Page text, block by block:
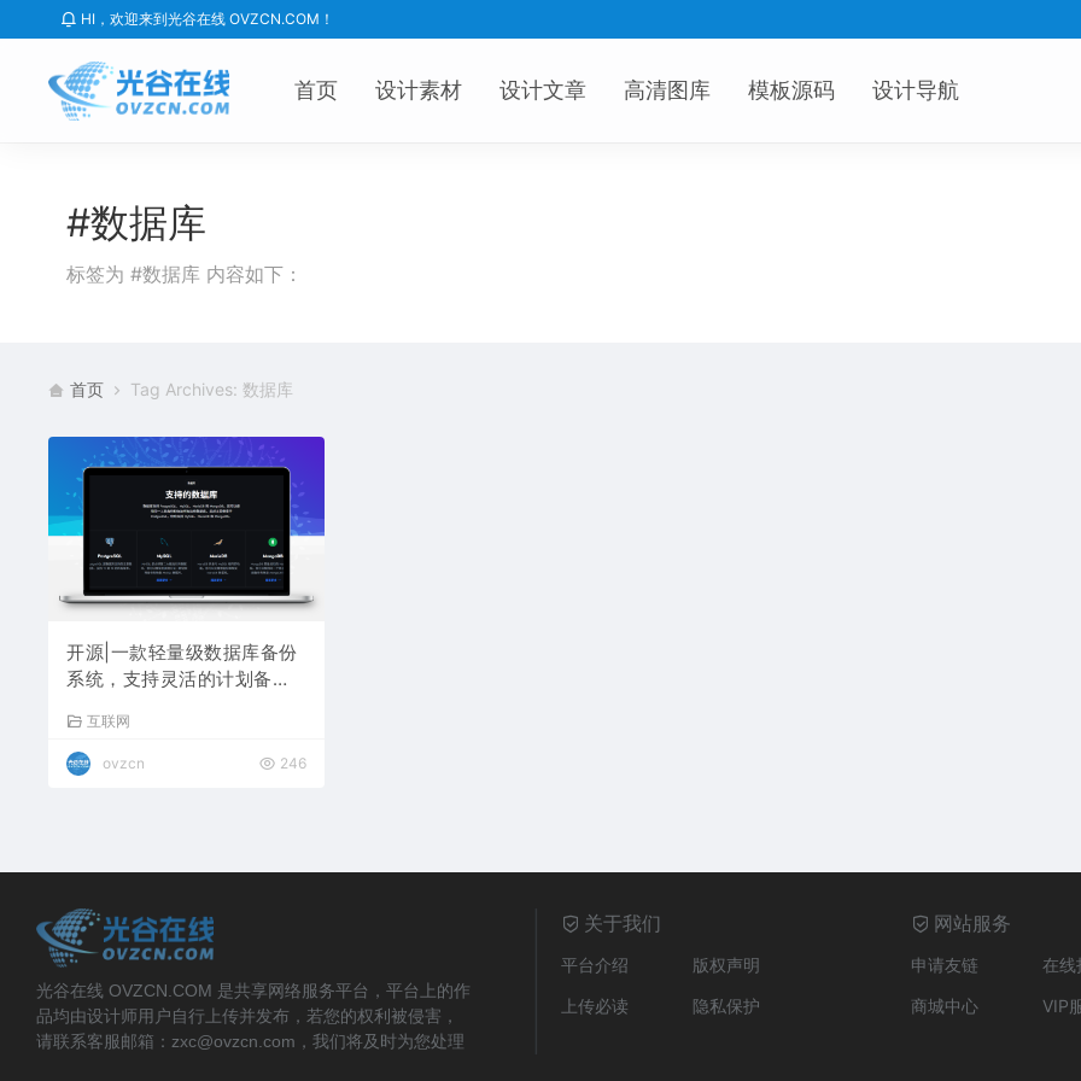
HI，欢迎来到光谷在线 OVZCN.COM！
首页 设计素材 设计文章 高清图库 模板源码 设计导航
#数据库
标签为 #数据库 内容如下：
首页 Tag Archives: 数据库
开源|一款轻量级数据库备份
系统，支持灵活的计划备
与通知
互联网
ovzcn 246
光谷在线 OVZCN.COM 是共享网络服务平台，平台上的作
品均由设计师用户自行上传并发布，若您的权利被侵害，
请联系客服邮箱：zxc@ovzcn.com，我们将及时为您处理
关于我们
平台介绍
版权声明
上传必读
隐私保护
网站服务
申请友链
在线
商城中心
VIP